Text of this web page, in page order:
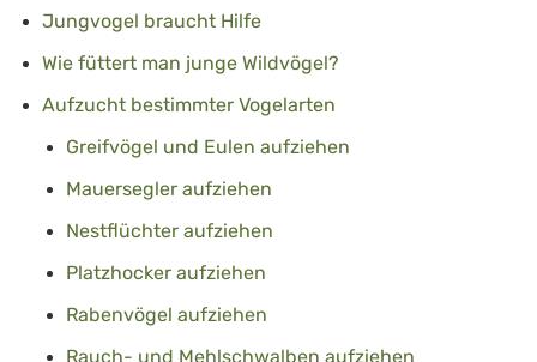
Jungvogel braucht Hilfe
Wie füttert man junge Wildvögel?
Aufzucht bestimmter Vogelarten
Greifvögel und Eulen aufziehen
Mauersegler aufziehen
Nestflüchter aufziehen
Platzhocker aufziehen
Rabenvögel aufziehen
Rauch- und Mehlschwalben aufziehen